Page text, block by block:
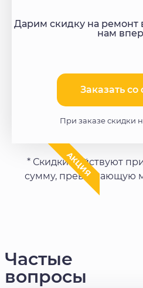
Дарим скидку на ремонт
нам
Заказать со
При заказе скидки
АКЦИЯ
* Скидки действуют
сумму, превышающую
Частые
вопросы